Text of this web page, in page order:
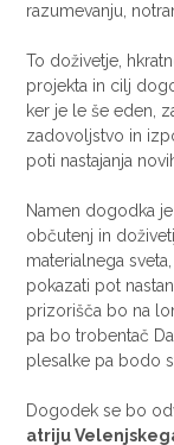
razumevanju,
To doživetje,
projekta in cilj
ker je le še eden,
zadovoljstvo in
poti nastajanja
Namen dogodka
občutenj in
materialnega
pokazati pot
prizorišča bo na
pa bo trobentač
plesalke pa bodo
Dogodek se bo
atriju